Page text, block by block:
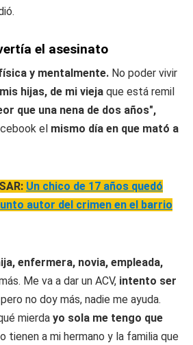
el asesinato
y mentalmente. No poder vivir
hijas, de mi vieja que está remil
que una nena de dos años",
el mismo día en que mató a
Un chico de 17 años quedó
autor del crimen en el barrio
enfermera, novia, empleada,
Me va a dar un ACV, intento ser
pero no doy más, nadie me ayuda.
mierda yo sola me tengo que
tienen a mi hermano y la familia que